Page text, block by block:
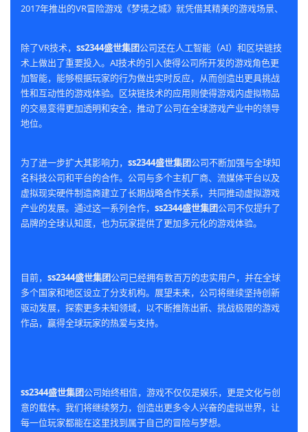
2017年推出的VR冒险游戏《梦境之城》就凭借其精美的游戏场景、
除了VR技术， ss2344盛世集团公司还在人工智能（AI）和区块链技
术上做出了重要投入。AI技术的引入使得公司所开发的游戏角色更
加智能，能够根据玩家的行为做出实时反应，从而创造出更具挑战
性和互动性的游戏体验。区块链技术的应用则使得游戏内虚拟物品
的交易变得更加透明和安全，推动了公司在全球游戏产业中的领导
地位。
为了进一步扩大其影响力， ss2344盛世集团公司不断加强与全球知
名科技公司和平台的合作。公司与多个主机厂商、流媒体平台以及
虚拟现实硬件制造商建立了长期战略合作关系，共同推动虚拟游戏
产业的发展。通过这一系列合作， ss2344盛世集团公司不仅提升了
品牌的全球认知度，也为玩家提供了更加多元化的游戏体验。
目前， ss2344盛世集团公司已经拥有数百万的忠实用户，并在全球
多个国家和地区设立了分支机构。展望未来，公司将继续坚持创新
驱动发展，探索更多未知领域，以不断推陈出新、挑战极限的游戏
作品，赢得全球玩家的热爱与支持。
ss2344盛世集团公司始终相信，游戏不仅仅是娱乐，更是文化与创
意的载体。我们将继续努力，创造出更多令人兴奋的虚拟世界，让
每一位玩家都能在这里找到属于自己的冒险与梦想。